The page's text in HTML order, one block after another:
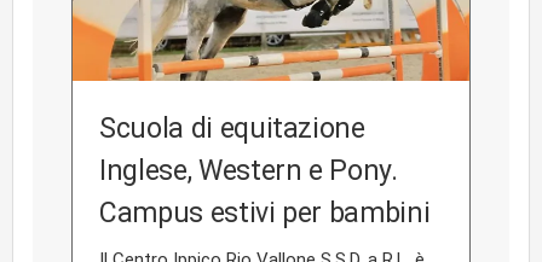
Scuola di equitazione
Inglese, Western e Pony.
Campus estivi per bambini